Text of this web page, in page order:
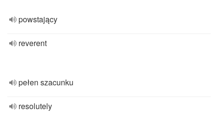
powstający
reverent
pełen szacunku
resolutely